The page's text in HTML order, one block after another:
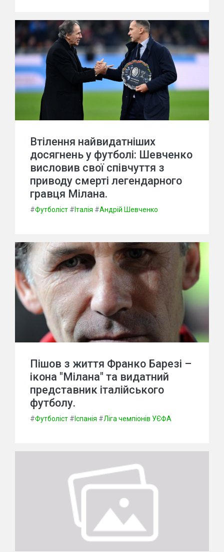
Втілення найвидатніших
досягнень у футболі: Шевченко
висловив свої співчуття з
приводу смерті легендарного
гравця Мілана.
#Футболіст # Італія #Андрій Шевченко
Пішов з життя Франко Барезі –
ікона "Мілана" та видатний
представник італійського
футболу.
#Футболіст # Іспанія #Ліга чемпіонів УЄФА